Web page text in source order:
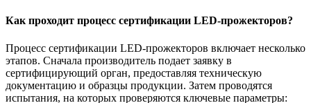
Как проходит процесс сертификации LED-прожекторов?
Процесс сертификации LED-прожекторов включает несколько
этапов. Сначала производитель подает заявку в
сертифицирующий орган, предоставляя техническую
документацию и образцы продукции. Затем проводятся
испытания, на которых проверяются ключевые параметры: